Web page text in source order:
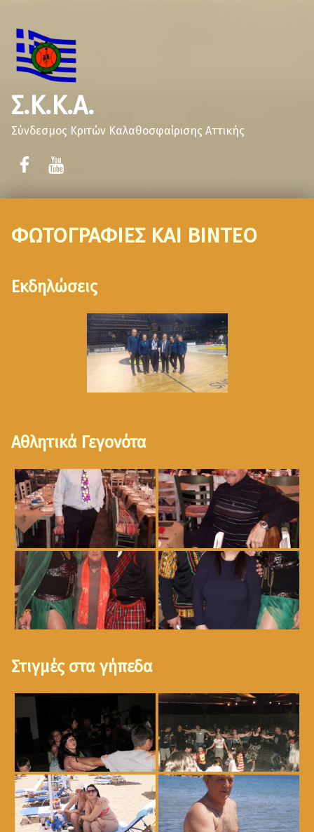
Σ.Κ.Κ.Α.
Σύνδεσμος Κριτών Καλαθοσφαίρισης Αττικής
ΦΩΤΟΓΡΑΦΙΕΣ ΚΑΙ ΒΙΝΤΕΟ
Εκδηλώσεις
Αθλητικά Γεγονότα
Στιγμές στα γήπεδα